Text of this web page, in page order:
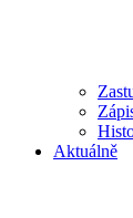
Aktuálně